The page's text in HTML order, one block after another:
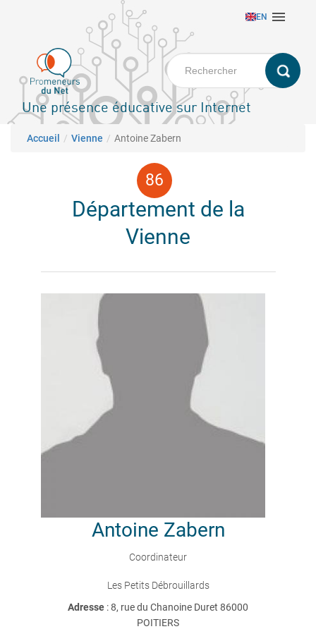
principal
EN 
Une présence éducative sur Internet
Fil d'Ariane
Accueil Vienne Antoine Zabern
Département de la
Vienne
Antoine Zabern
Coordinateur
Les Petits Débrouillards
Adresse : 8, rue du Chanoine Duret 86000
POITIERS